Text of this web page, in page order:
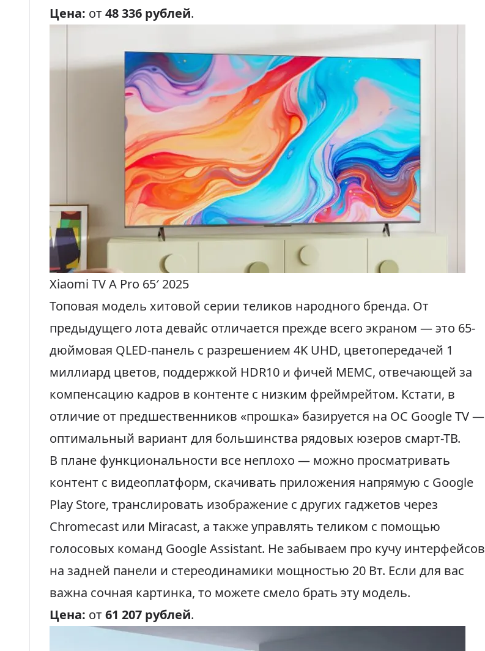
Цена: от 48 336 рублей.
Xiaomi TV A Pro 65′ 2025
Топовая модель хитовой серии теликов народного бренда. От
предыдущего лота девайс отличается прежде всего экраном — это 65-
дюймовая QLED-панель с разрешением 4K UHD, цветопередачей 1
миллиард цветов, поддержкой HDR10 и фичей MEMC, отвечающей за
компенсацию кадров в контенте с низким фреймрейтом. Кстати, в
отличие от предшественников «прошка» базируется на ОС Google TV —
оптимальный вариант для большинства рядовых юзеров смарт-ТВ.
В плане функциональности все неплохо — можно просматривать
контент с видеоплатформ, скачивать приложения напрямую с Google
Play Store, транслировать изображение с других гаджетов через
Chromecast или Miracast, а также управлять теликом с помощью
голосовых команд Google Assistant. Не забываем про кучу интерфейсов
на задней панели и стереодинамики мощностью 20 Вт. Если для вас
важна сочная картинка, то можете смело брать эту модель.
Цена: от 61 207 рублей.